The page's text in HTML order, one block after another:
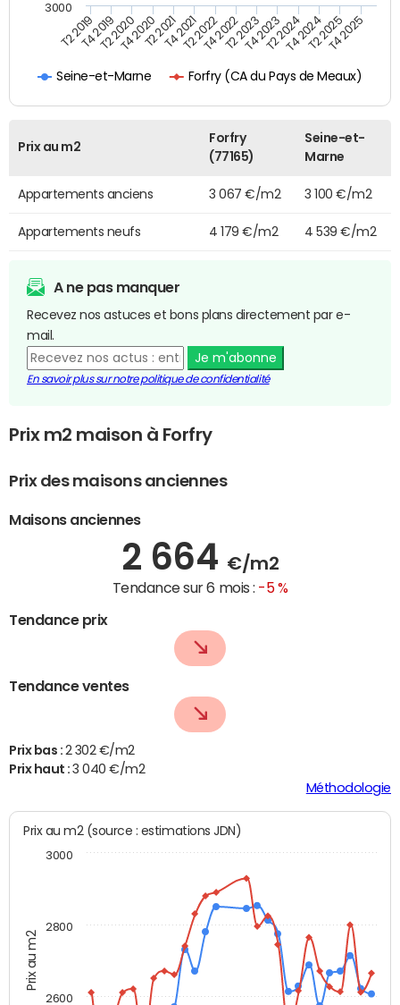
Seine-et-Marne Forfry (CA du Pays de Meaux)
T2 2019T4 2019T2 2020T4 2020T2 2021T4 2021T2 2022T4 2022T2 2023T4 2023T2 2024T4 2024T2 2025T4 2025
3000
Prix au m2
Forfry
(77165)
Seine-et-
Marne
Appartements anciens 3 067 €/m2 3 100 €/m2
Appartements neufs 4 179 €/m2 4 539 €/m2
A ne pas manquer
Recevez nos astuces et bons plans directement par e-
mail.
Je m'abonne
En savoir plus sur notre politique de confidentialité
Prix m2 maison à Forfry
Prix des maisons anciennes
Maisons anciennes
2 664 €/m2
Tendance sur 6 mois : -5 %
Tendance prix
Tendance ventes
Prix bas : 2 302 €/m2
Prix haut :3 040 €/m2
Méthodologie
Prix au m2
Prix au m2 (source : estimations JDN)
2600
2800
3000